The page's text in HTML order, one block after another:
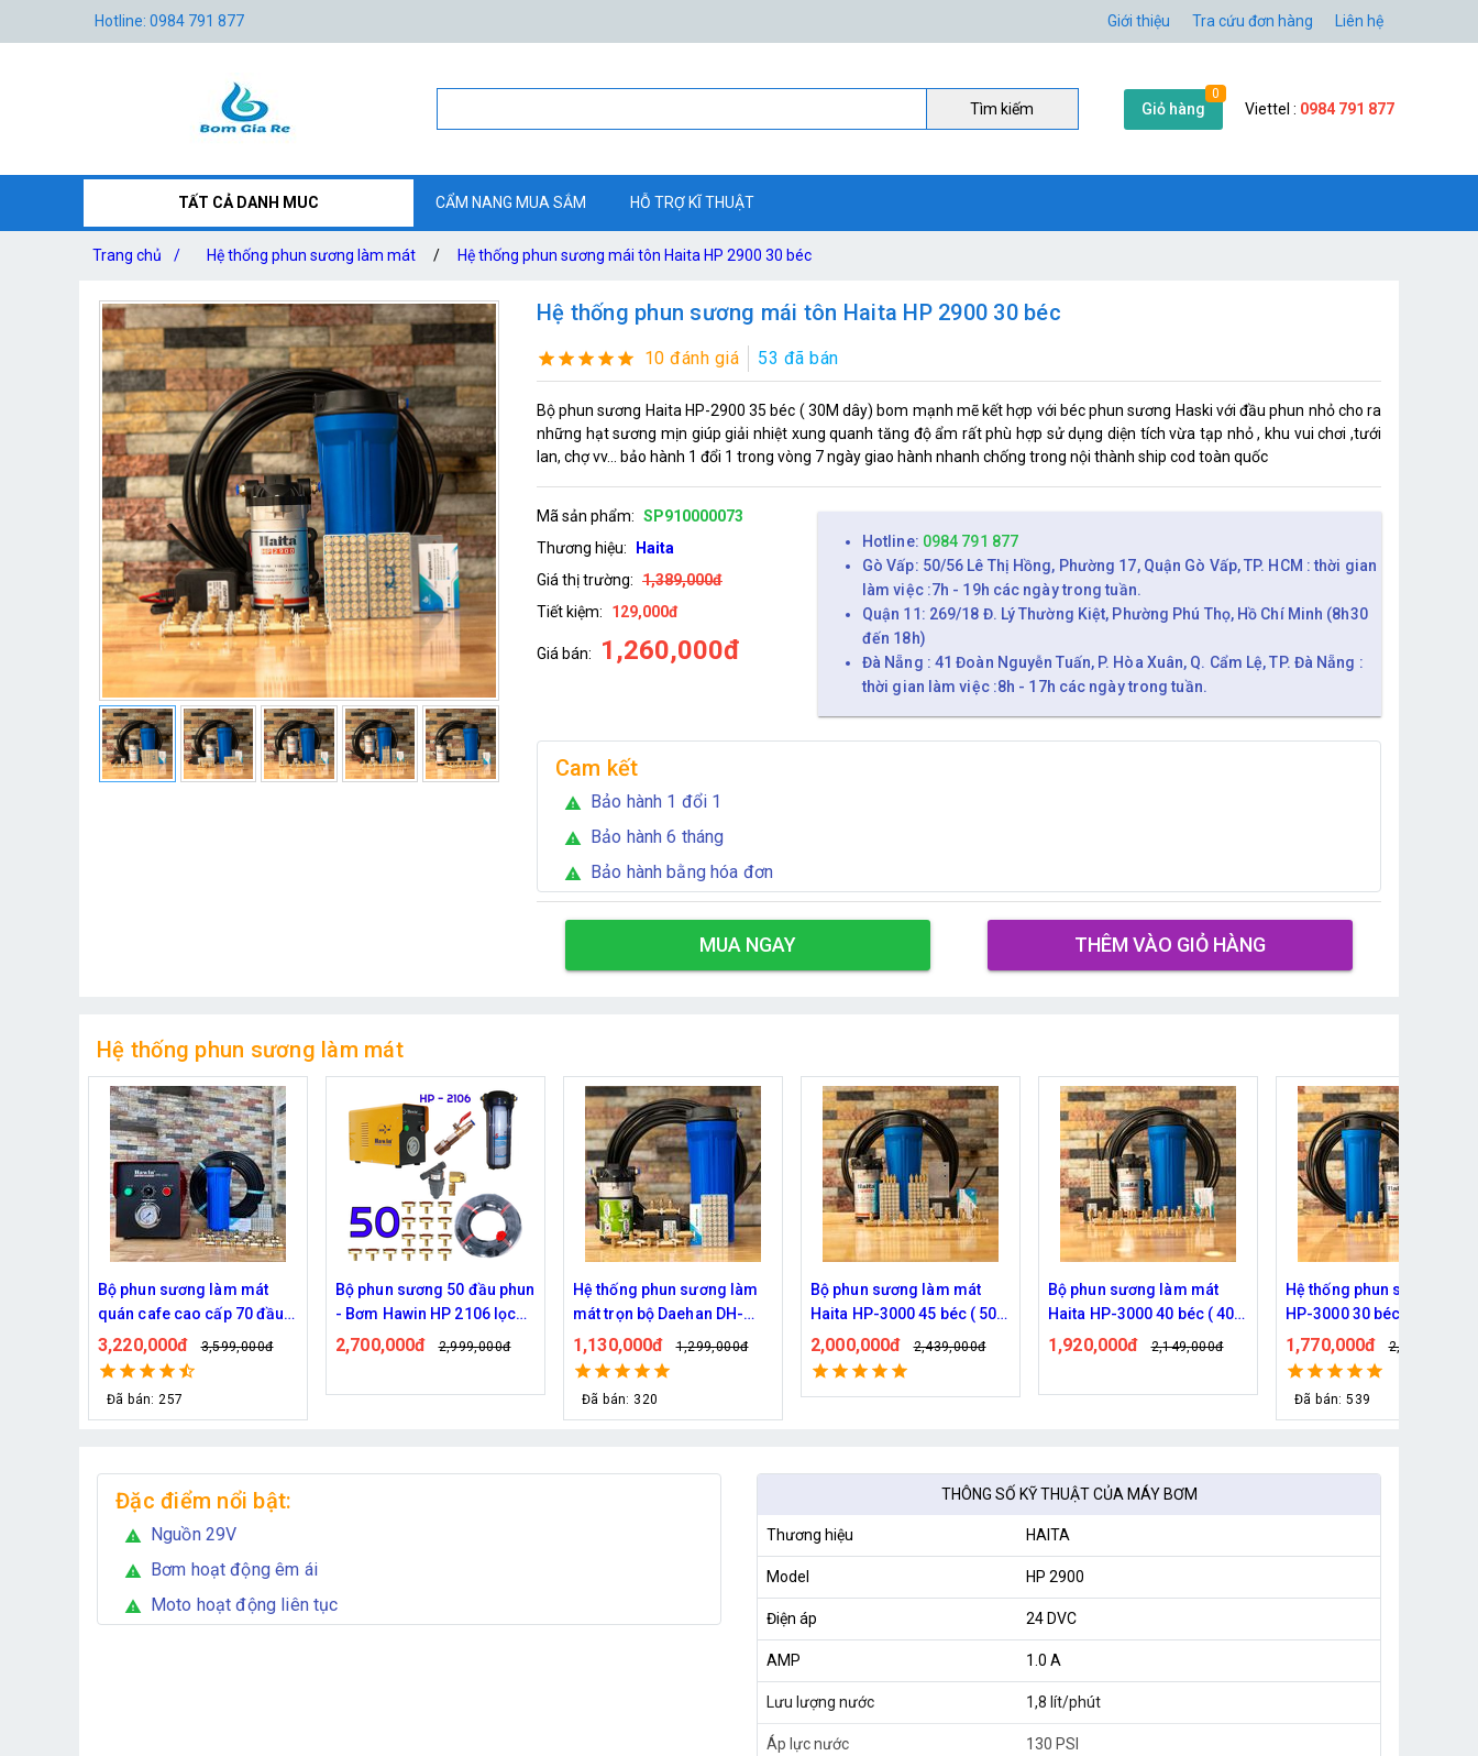
Hotline: 0984 791 877 Giới thiệu Tra cứu đơn hàng Liên hệ
Tìm kiếm Giỏ hàng
0
Viettel : 0984 791 877
TẤT CẢ DANH MUC CẨM NANG MUA SẮM HỖ TRỢ KĨ THUẬT
Trang chủ / Hệ thống phun sương làm mát / Hệ thống phun sương mái tôn Haita HP 2900 30 béc
Hệ thống phun sương mái tôn Haita HP 2900 30 béc
10 đánh giá 53 đã bán
Bộ phun sương Haita HP-2900 35 béc ( 30M dây) bom mạnh mẽ kết hợp với béc phun sương Haski với đầu phun nhỏ cho ra
những hạt sương mịn giúp giải nhiệt xung quanh tăng độ ẩm rất phù hợp sử dụng diện tích vừa tạp nhỏ , khu vui chơi ,tưới
lan, chợ vv... bảo hành 1 đổi 1 trong vòng 7 ngày giao hành nhanh chống trong nội thành ship cod toàn quốc
Mã sản phẩm: SP910000073
Thương hiệu:
Haita
Giá thị trường: 1,389,000đ
Tiết kiệm:
129,000đ
Giá bán: 1,260,000đ
Hotline: 0984 791 877
Gò Vấp: 50/56 Lê Thị Hồng, Phường 17, Quận Gò Vấp, TP. HCM : thời gian
làm việc :7h - 19h các ngày trong tuần.
Quận 11: 269/18 Đ. Lý Thường Kiệt, Phường Phú Thọ, Hồ Chí Minh (8h30
đến 18h)
Đà Nẵng : 41 Đoàn Nguyễn Tuấn, P. Hòa Xuân, Q. Cẩm Lệ, TP. Đà Nẵng :
thời gian làm việc :8h - 17h các ngày trong tuần.
Cam kết
warning Bảo hành 1 đổi 1
warning Bảo hành 6 tháng
warning Bảo hành bằng hóa đơn
MUA NGAY THÊM VÀO GIỎ HÀNG
Hệ thống phun sương làm mát
Bộ phun sương 50 đầu phun
- Bơm Hawin HP 2106 lọc
rác 50M dây
2,700,000đ 2,999,000đ
Hệ thống phun sương làm
mát trọn bộ Daehan DH-
6017 20 béc
1,130,000đ 1,299,000đ
Đã bán: 320
Bộ phun sương làm mát
Haita HP-3000 45 béc ( 50M
dây )
2,000,000đ 2,439,000đ
Bộ phun sương làm mát
Haita HP-3000 40 béc ( 40M
dây )
1,920,000đ 2,149,000đ
Hệ thống phun sương Haita
HP-3000 30 béc ( 30M dây )
1,770,000đ 2,209,000đ
Đã bán: 539
Bộ phun sương Haita HP-
2900 25 béc ( 30M dây)
1,190,000đ 1,339,000đ
Đã bán: 127
Đặc điểm nổi bật:
warning Nguồn 29V
warning Bơm hoạt động êm ái
warning Moto hoạt động liên tục
THÔNG SỐ KỸ THUẬT CỦA MÁY BƠM
Thương hiệu HAITA
Model HP 2900
Điện áp 24 DVC
AMP 1.0 A
Lưu lượng nước 1,8 lít/phút
Áp lực nước 130 PSI